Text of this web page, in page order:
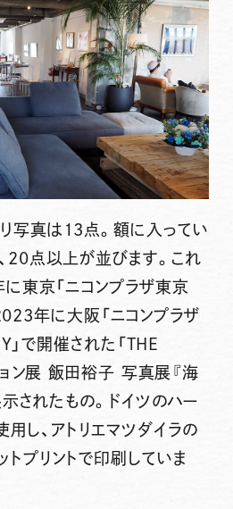
写真は13点。額に入ってい
20点以上が並びます。これ
東京「ニコンプラザ東京
年に大阪「ニコンプラザ
で開催された「THE
ン展 飯田裕子 写真展『海
されたもの。ドイツのハー
し、アトリエマツダイラの
トプリントで印刷していま